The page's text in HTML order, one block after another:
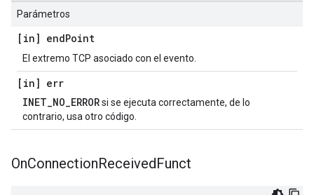
Parámetros
[in] endPoint
El extremo TCP asociado con el evento.
[in] err
INET_NO_ERRORsi se ejecuta correctamente, de lo
contrario, usa otro código.
OnConnectionReceivedFunct